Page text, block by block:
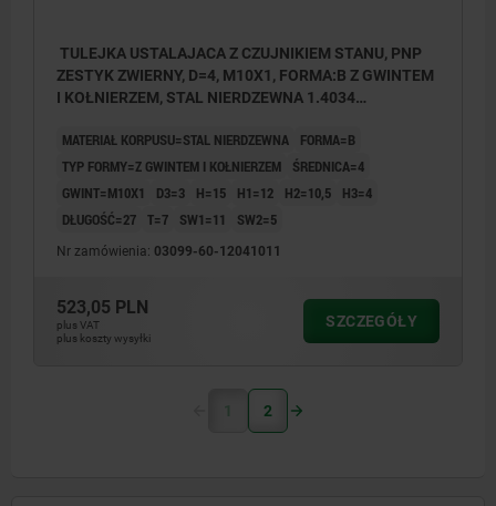
TULEJKA USTALAJACA Z CZUJNIKIEM STANU, PNP
ZESTYK ZWIERNY, D=4, M10X1, FORMA:B Z GWINTEM
I KOŁNIERZEM, STAL NIERDZEWNA 1.4034
MATERIAŁ KORPUSU=STAL NIERDZEWNA
FORMA=B
TYP FORMY=Z GWINTEM I KOŁNIERZEM
ŚREDNICA=4
GWINT=M10X1
D3=3 H=15 H1=12 H2=10,5
H3=4
DŁUGOŚĆ=27 T=7 SW1=11 SW2=5
Nr zamówienia: 03099-60-12041011
523,05 PLN
plus VAT
plus koszty wysyłki
SZCZEGÓŁY
1 2